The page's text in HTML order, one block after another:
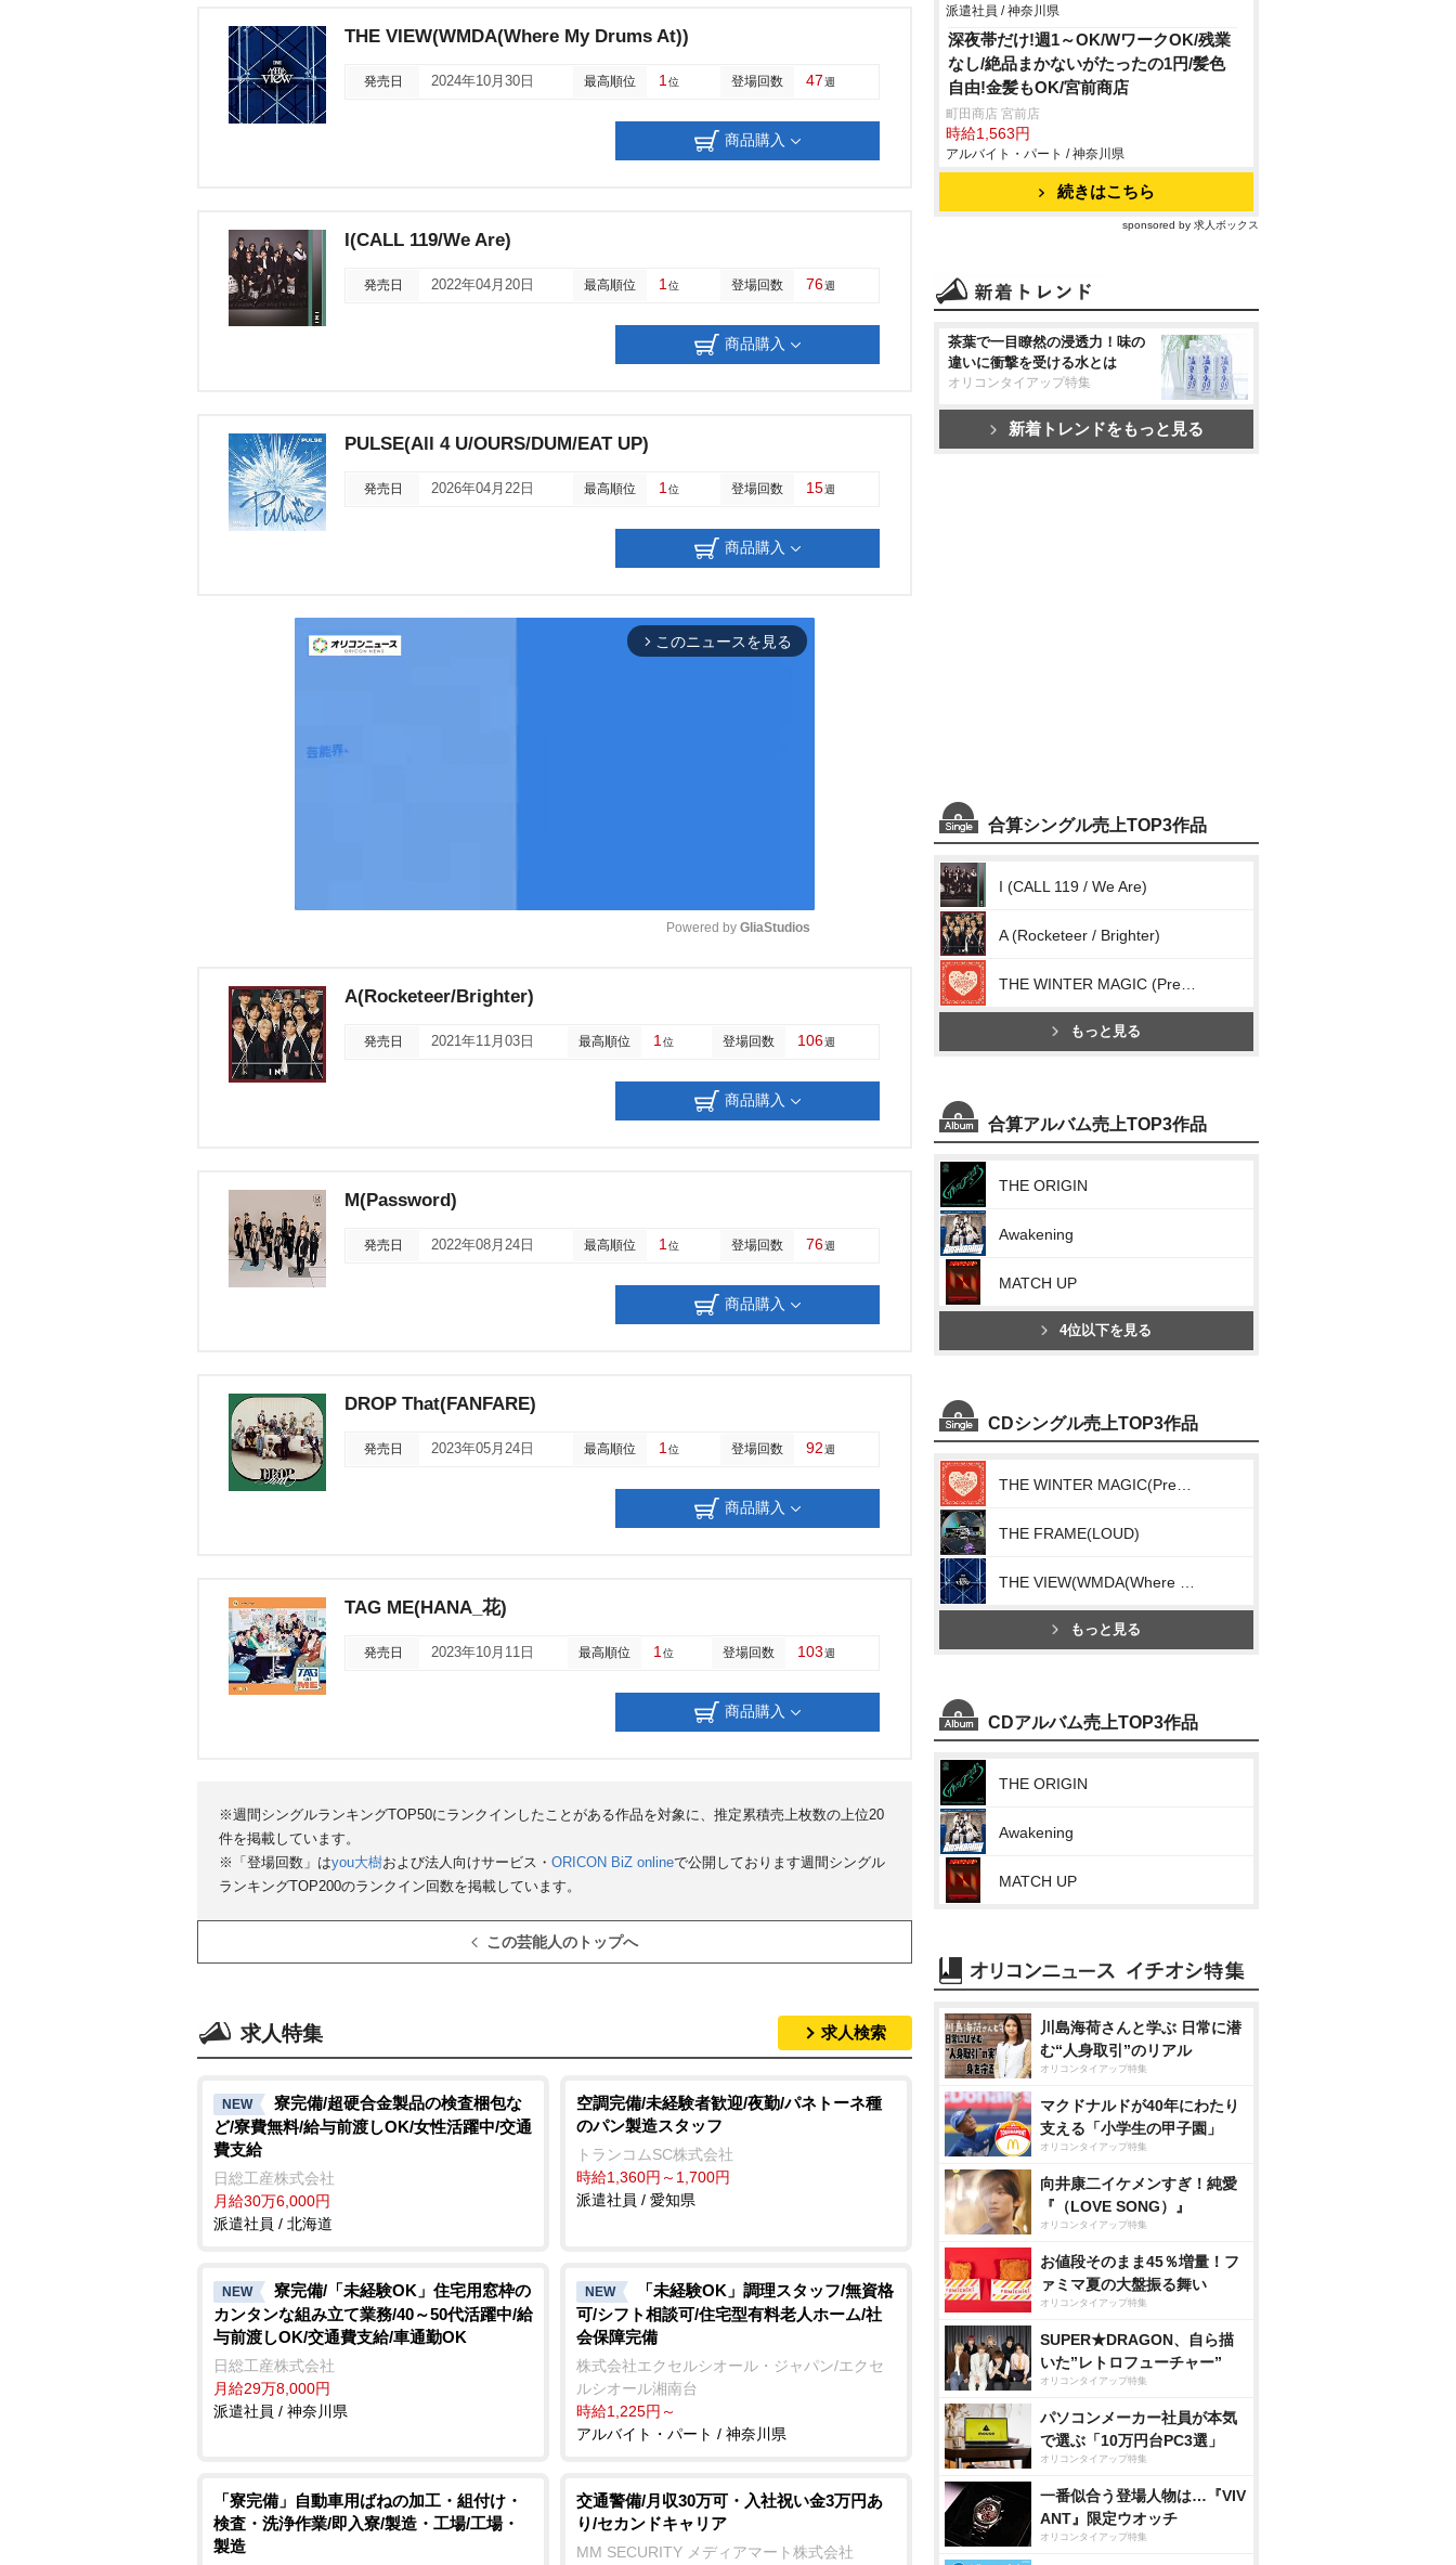
THE VIEW(WMDA(Where My Drums At))
発売日 2024年10月30日 最高順位 1 位 登場回数 47週
商品購入
I(CALL 119/We Are)
発売日 2022年04月20日 最高順位 1 位 登場回数 76週
商品購入
PULSE(All 4 U/OURS/DUM/EAT UP)
発売日 2026年04月22日 最高順位 1 位 登場回数 15週
商品購入
arrow_forward_ios このニュースを見る
t
e
Powered by GliaStudios
A(Rocketeer/Brighter)
発売日 2021年11月03日 最高順位 1 位 登場回数 106週
商品購入
M(Password)
発売日 2022年08月24日 最高順位 1 位 登場回数 76週
商品購入
DROP That(FANFARE)
発売日 2023年05月24日 最高順位 1 位 登場回数 92週
商品購入
TAG ME(HANA_花)
発売日 2023年10月11日 最高順位 1 位 登場回数 103週
商品購入
※週間シングルランキングTOP50にランクインしたことがある作品を対象に、推定累積売上枚数の上位20
件を掲載しています。
※「登場回数」はyou大樹および法人向けサービス・ ORICON BiZ onlineで公開しております週間シングル
ランキングTOP200のランクイン回数を掲載しています。
この芸能人のトップへ
求人特集 求人検索
NEW
寮完備/超硬合金製品の検査梱包な
ど/寮費無料/給与前渡しOK/女性活躍中/交通
費支給
日総工産株式会社
月給30万6,000円
派遣社員 / 北海道
空調完備/未経験者歓迎/夜勤/パネトーネ種
のパン製造スタッフ
トランコムSC株式会社
時給1,360円～1,700円
派遣社員 / 愛知県
NEW
寮完備/「未経験OK」住宅用窓枠の
カンタンな組み立て業務/40～50代活躍中/給
与前渡しOK/交通費支給/車通勤OK
日総工産株式会社
月給29万8,000円
派遣社員 / 神奈川県
NEW
「未経験OK」調理スタッフ/無資格
可/シフト相談可/住宅型有料老人ホーム/社
会保障完備
株式会社エクセルシオール・ジャパン/エクセ
ルシオール湘南台
時給1,225円～
アルバイト・パート / 神奈川県
「寮完備」自動車用ばねの加工・組付け・
検査・洗浄作業/即入寮/製造・工場/工場・
製造
交通警備/月収30万可・入社祝い金3万円あ
り/セカンドキャリア
MM SECURITY メディアマート株式会社
派遣社員 / 神奈川県
深夜帯だけ!週1～OK/WワークOK/残業
なし/絶品まかないがたったの1円/髪色
自由!金髪もOK/宮前商店
町田商店 宮前店
時給1,563円
アルバイト・パート / 神奈川県
続きはこちら
sponsored by 求人ボックス
茶葉で一目瞭然の浸透力！味の
違いに衝撃を受ける水とは
オリコンタイアップ特集
新着トレンドをもっと見る
合算シングル売上TOP3作品
I (CALL 119 / We Are)
A (Rocketeer / Brighter)
もっと見る
合算アルバム売上TOP3作品
THE ORIGIN
Awakening
MATCH UP
4位以下を見る
CDシングル売上TOP3作品
THE FRAME(LOUD)
もっと見る
CDアルバム売上TOP3作品
THE ORIGIN
Awakening
MATCH UP
川島海荷さんと学ぶ 日常に潜
む“人身取引”のリアル
オリコンタイアップ特集
マクドナルドが40年にわたり
支える「小学生の甲子園」
オリコンタイアップ特集
向井康二イケメンすぎ！純愛
『（LOVE SONG）』
オリコンタイアップ特集
お値段そのまま45％増量！フ
ァミマ夏の大盤振る舞い
オリコンタイアップ特集
SUPER★DRAGON、自ら描
いた”レトロフューチャー”
オリコンタイアップ特集
パソコンメーカー社員が本気
で選ぶ「10万円台PC3選」
オリコンタイアップ特集
一番似合う登場人物は…『VIV
ANT』限定ウオッチ
オリコンタイアップ特集